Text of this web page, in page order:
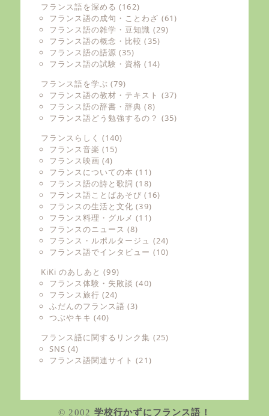
フランス語を深める (162)
フランス語の成句・ことわざ (61)
フランス語の雑学・豆知識 (29)
フランス語の概念・比較 (35)
フランス語の語源 (35)
フランス語の試験・資格 (14)
フランス語を学ぶ (79)
フランス語の教材・テキスト (37)
フランス語の辞書・辞典 (8)
フランス語どう勉強するの？ (35)
フランスらしく (140)
フランス音楽 (15)
フランス映画 (4)
フランスについての本 (11)
フランス語の詩と歌詞 (18)
フランス語ことばあそび (16)
フランスの生活と文化 (39)
フランス料理・グルメ (11)
フランスのニュース (8)
フランス・ルポルタージュ (24)
フランス語でインタビュー (10)
KiKi のあしあと (99)
フランス体験・失敗談 (40)
フランス旅行 (24)
ふだんのフランス語 (3)
つぶやキキ (40)
フランス語に関するリンク集 (25)
SNS (4)
フランス語関連サイト (21)
© 2002 学校行かずにフランス語！